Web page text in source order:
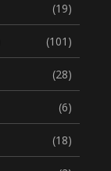
(19)
(101)
(28)
(6)
(18)